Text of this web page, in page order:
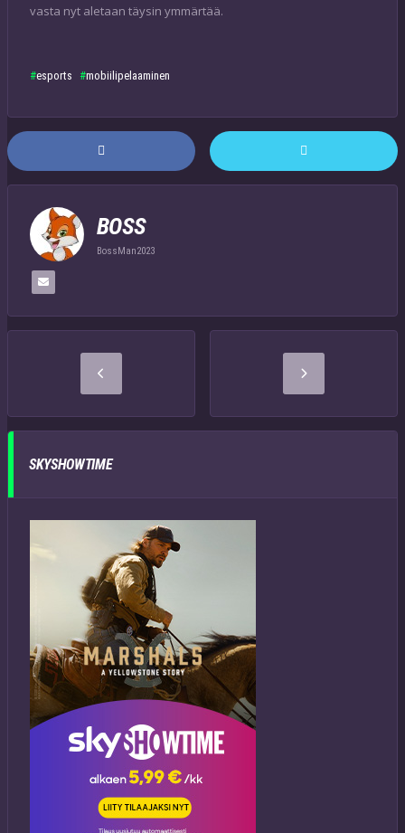
vasta nyt aletaan täysin ymmärtää.
esports mobiilipelaaminen
BOSS
BossMan2023
SKYSHOWTIME